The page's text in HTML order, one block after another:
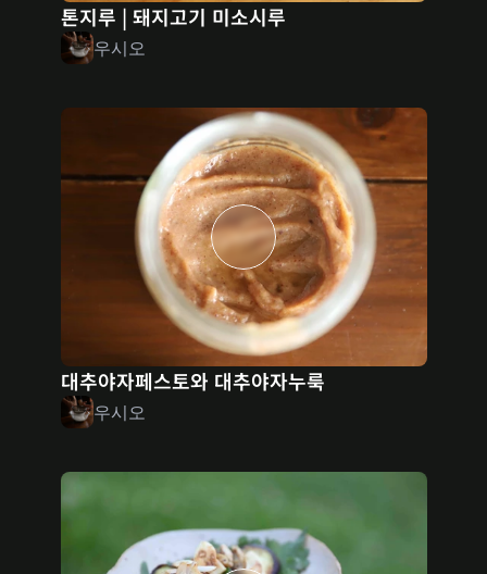
톤지루 | 돼지고기 미소시루
우시오
대추야자페스토와 대추야자누룩
우시오